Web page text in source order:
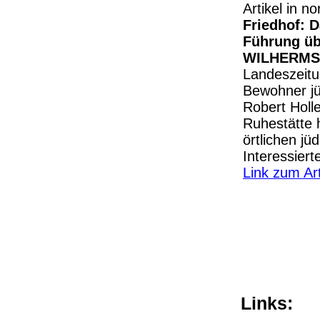
Artikel in
Friedhof:
Führung
Bewohner
Robert
Ruhestätte
örtlichen
Link zum
Links: